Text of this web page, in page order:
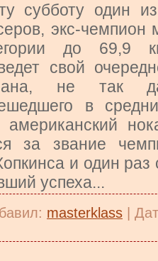
субботу один
экс-
до 69,9
свой
не так
в
американский
за звание
и один
успеха...
masterklass